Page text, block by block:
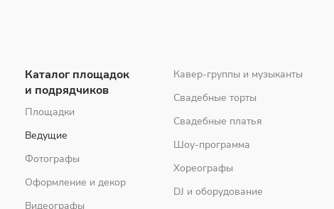
Каталог площадок
и подрядчиков
Площадки
Ведущие
Фотографы
Оформление и декор
Видеографы
Кавер-группы и музыканты
Свадебные торты
Свадебные платья
Шоу-программа
Хореографы
DJ и оборудование